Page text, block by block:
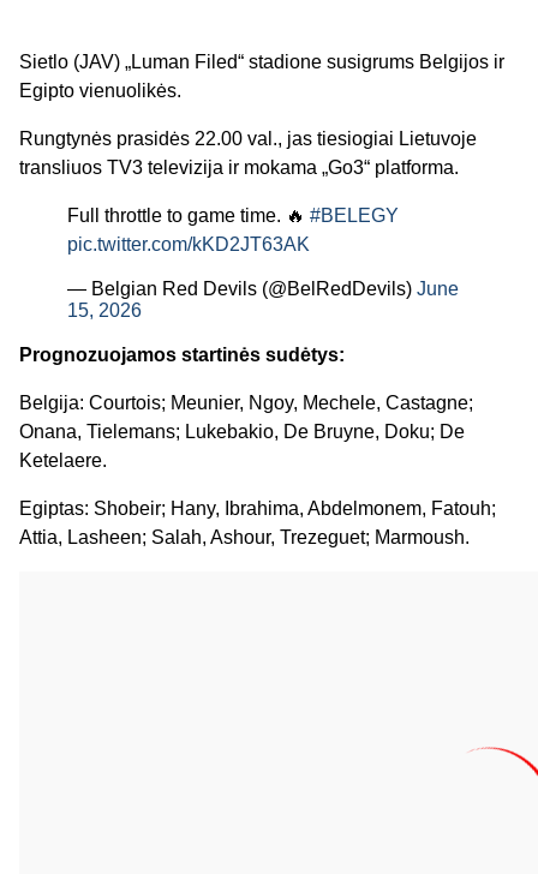
Sietlo (JAV) „Luman Filed“ stadione susigrums Belgijos ir
Egipto vienuolikės.
Rungtynės prasidės 22.00 val., jas tiesiogiai Lietuvoje
transliuos TV3 televizija ir mokama „Go3“ platforma.
Full throttle to game time. 🔥 #BELEGY
pic.twitter.com/kKD2JT63AK
— Belgian Red Devils (@BelRedDevils) June
15, 2026
Prognozuojamos startinės sudėtys:
Belgija: Courtois; Meunier, Ngoy, Mechele, Castagne;
Onana, Tielemans; Lukebakio, De Bruyne, Doku; De
Ketelaere.
Egiptas: Shobeir; Hany, Ibrahima, Abdelmonem, Fatouh;
Attia, Lasheen; Salah, Ashour, Trezeguet; Marmoush.